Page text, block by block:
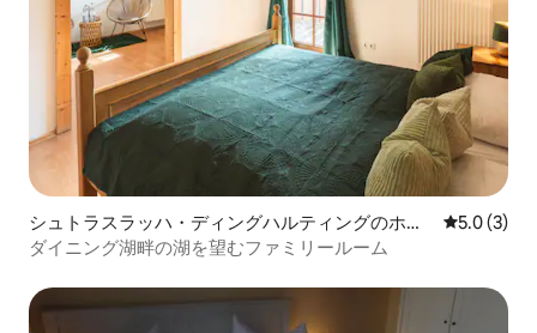
シュトラスラッハ・ディングハルティングのホテ
ル客室
レビュー3
5.0 (3)
ダイニング湖畔の湖を望むファミリールーム